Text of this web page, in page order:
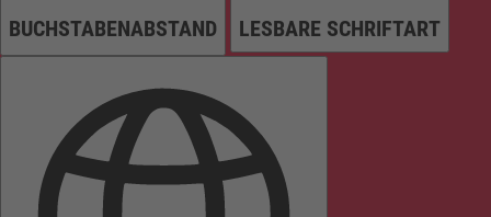
BUCHSTABENABSTAND LESBARE SCHRIFTART